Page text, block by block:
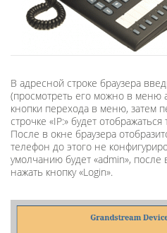
В адресной строке браузера
(просмотреть его можно в меню
кнопки перехода в меню, затем
строчке «IP:» будет
После в окне браузера
телефон до этого не
умолчанию будет «admin»,
нажать кнопку «Login».